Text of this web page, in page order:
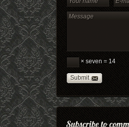
× seven = 14
Submit